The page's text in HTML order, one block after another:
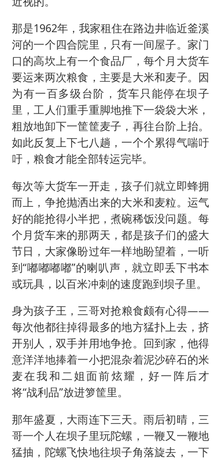
那是1962年，我家租住在路边井临近釜溪
河的一个四合院里，只有一间屋子。家门
口的高坎上有一个食品厂，每个月大货车
要运来两次粮食，主要是大米和麦子。因
为有一百多级台阶，货车只能停在坝子
里，工人们重手重脚地推下一袋袋大米，
粗放地卸下一筐筐麦子，再往台阶上抬。
如此反复上下七八趟，一个个累得气喘吁
吁，粮食才能全部转运完毕。
每次等大货车一开走，孩子们就立即蜂拥
而上，争抢抛洒出来的大米和麦粒。运气
好的能抢得小半把，煮碗稀饭没问题。每
个月货车来的那两天，都是孩子们的盛大
节日，大家像盼过年一样地盼望着，一听
到“嘟嘟嘟嘟”的喇叭声，就立即丢下书本
或玩具，以百米冲刺的速度跑到坝子里。
身为孩子王，三哥对抢粮食颇有心得——
每次他都往掉得最多的地方猛扑上去，挤
开别人，双手并用地争抢。回到家，他得
意洋洋地捧着一小把混杂着泥沙碎石的米
麦在我和二姐面前炫耀，好一阵后才
将“战利品”放进箩筐里。
那年盛夏，大雨连下三天。雨后初晴，三
哥一个人在坝子里玩陀螺，一鞭又一鞭地
猛抽，陀螺飞快地往坝子角落旋去，一下